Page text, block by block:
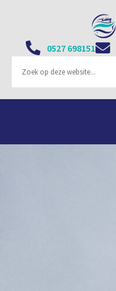
0527 698151